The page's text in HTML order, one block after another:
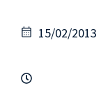
15/02/2013